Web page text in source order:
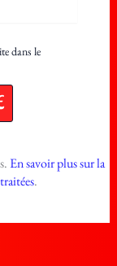
dans le
En savoir plus sur la
.